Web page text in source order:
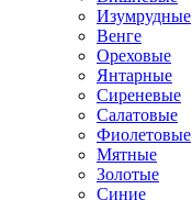
Изумрудные
Венге
Ореховые
Янтарные
Сиреневые
Салатовые
Фиолетовые
Мятные
Золотые
Синие